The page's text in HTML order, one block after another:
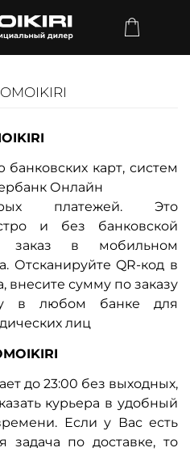
карт, систем
Онлайн
платежей. Это
и без банковской
заказ в мобильном
Отсканируйте QR-код в
внесите сумму по заказу
в любом банке для
лиц
до 23:00 без выходных,
курьера в удобный
Если у Вас есть
задача по доставке, то